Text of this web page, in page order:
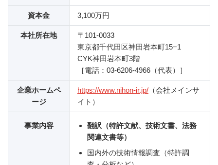
資本金 3,100万円
本社所在地
〒101-0033
東京都千代田区神田岩本町15−1
CYK神田岩本町3階
［電話：03-6206-4966（代表）］
企業ホームペ
ージ
https://www.nihon-ir.jp/ （会社メインサ
イト）
事業内容
翻訳（特許文献、技術文書、法務
関連文書等）
国内外の技術情報調査（特許調